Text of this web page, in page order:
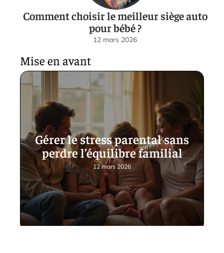
Comment choisir le meilleur siège auto
pour bébé ?
12 mars 2026
Mise en avant
Gérer le stress parental sans
perdre l’équilibre familial
12 mars 2026